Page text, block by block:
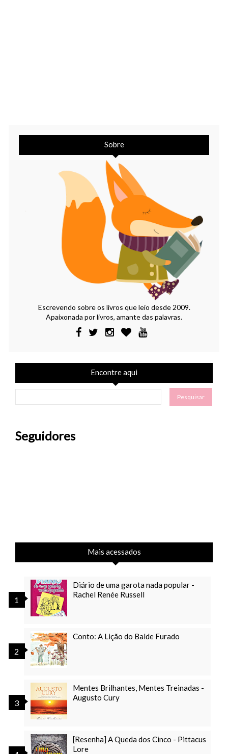
Sobre
Escrevendo sobre os livros que leio desde 2009.
Apaixonada por livros, amante das palavras.
Encontre aqui
Seguidores
Mais acessados
Diário de uma garota nada popular -
Rachel Renée Russell
Conto: A Lição do Balde Furado
Mentes Brilhantes, Mentes Treinadas -
Augusto Cury
[Resenha] A Queda dos Cinco - Pittacus
Lore